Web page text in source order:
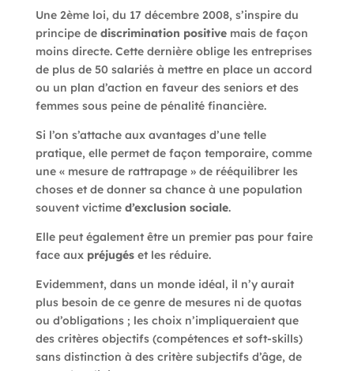
Une 2ème loi, du 17 décembre 2008, s’inspire du
principe de discrimination positivemais de façon
moins directe. Cette dernière oblige les entreprises
de plus de 50 salariés à mettre en place un accord
ou un plan d’action en faveur des seniors et des
femmes sous peine de pénalité financière.
Si l’on s’attache aux avantages d’une telle
pratique, elle permet de façon temporaire, comme
une « mesure de rattrapage » de rééquilibrer les
choses et de donner sa chance à une population
souvent victime d’exclusion sociale.
Elle peut également être un premier pas pour faire
face aux préjugéset les réduire.
Evidemment, dans un monde idéal, il n’y aurait
plus besoin de ce genre de mesures ni de quotas
ou d’obligations ; les choix n’impliqueraient que
des critères objectifs (compétences et soft-skills)
sans distinction à des critère subjectifs d’âge, de